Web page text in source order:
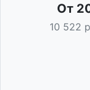
От
10 522